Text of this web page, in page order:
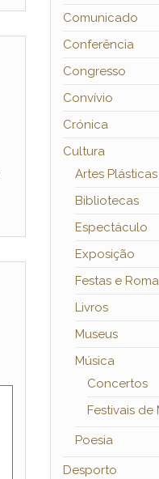
Comunicado
Conferência
Congresso
Convívio
Crónica
Cultura
Artes Plásticas
Bibliotecas
Espectáculo
Exposição
Festas e
Livros
Museus
Música
Concertos
Festivais de
Poesia
Desporto